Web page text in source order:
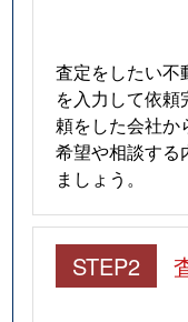
査定をしたい不
を入力して依
頼をした会社か
希望や相談する
ましょう。
STEP2